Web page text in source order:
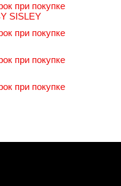
при покупке
SISLEY
при покупке
при покупке
при покупке